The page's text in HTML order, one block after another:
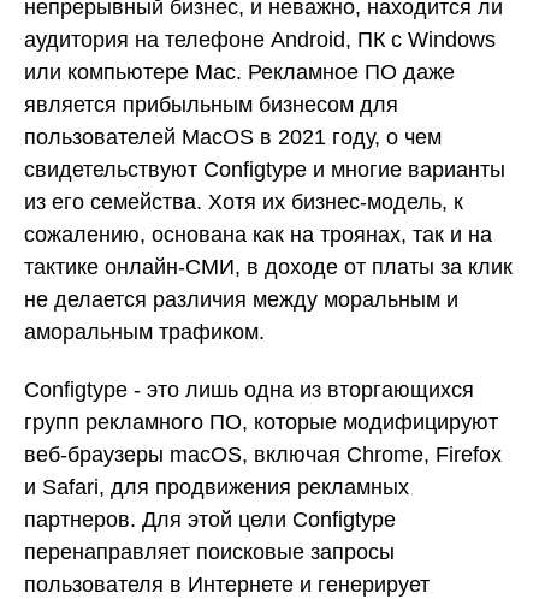
непрерывный бизнес, и неважно, находится ли
аудитория на телефоне Android, ПК с Windows
или компьютере Mac. Рекламное ПО даже
является прибыльным бизнесом для
пользователей MacOS в 2021 году, о чем
свидетельствуют Configtype и многие варианты
из его семейства. Хотя их бизнес-модель, к
сожалению, основана как на троянах, так и на
тактике онлайн-СМИ, в доходе от платы за клик
не делается различия между моральным и
аморальным трафиком.
Configtype - это лишь одна из вторгающихся
групп рекламного ПО, которые модифицируют
веб-браузеры macOS, включая Chrome, Firefox
и Safari, для продвижения рекламных
партнеров. Для этой цели Configtype
перенаправляет поисковые запросы
пользователя в Интернете и генерирует